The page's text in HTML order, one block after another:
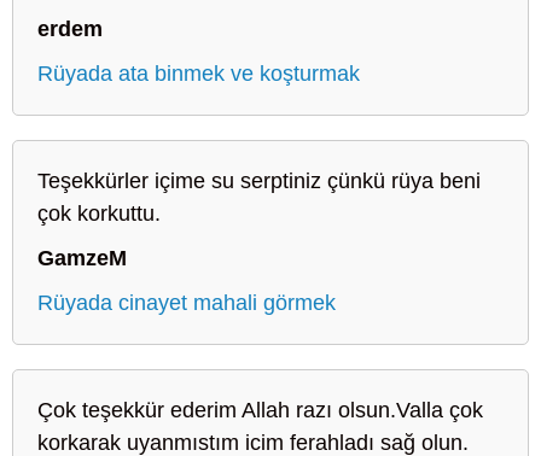
erdem
Rüyada ata binmek ve koşturmak
Teşekkürler içime su serptiniz çünkü rüya beni
çok korkuttu.
GamzeM
Rüyada cinayet mahali görmek
Çok teşekkür ederim Allah razı olsun.Valla çok
korkarak uyanmıstım icim ferahladı sağ olun.